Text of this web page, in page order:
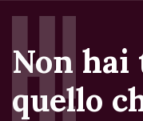
Non
quello